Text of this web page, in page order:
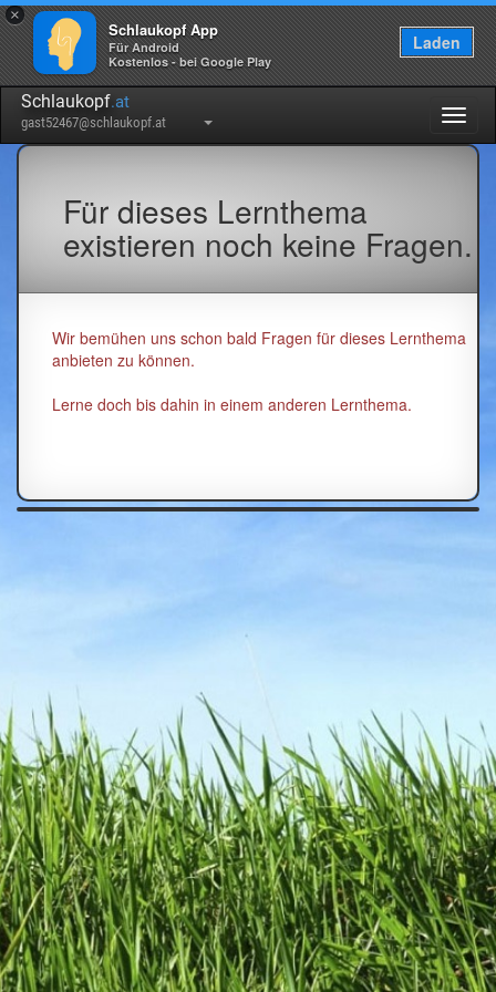
×
Schlaukopf App
Für Android
Kostenlos - bei Google Play
Laden
Schlaukopf.at
gast52467@schlaukopf.at
Für dieses Lernthema
existieren noch keine Fragen.
Wir bemühen uns schon bald Fragen für dieses Lernthema
anbieten zu können.
Lerne doch bis dahin in einem anderen Lernthema.